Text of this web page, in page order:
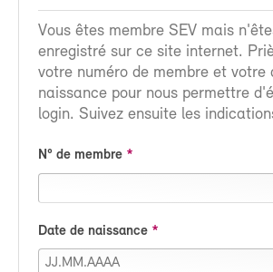
Vous êtes membre SEV mais
enregistré sur ce site internet.
votre numéro de membre et votre
naissance pour nous permettre
login. Suivez ensuite les
N° de membre
Date de naissance